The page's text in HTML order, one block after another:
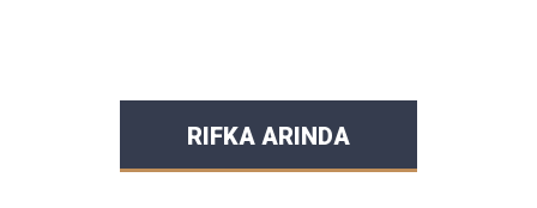
RIFKA ARINDA